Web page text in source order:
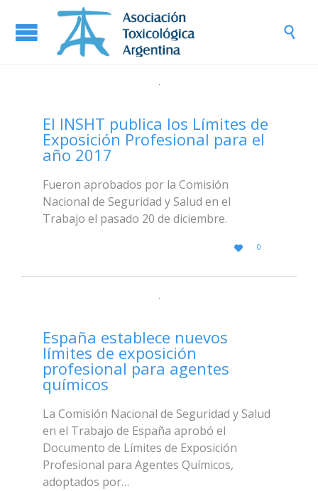

El INSHT publica los Límites de
Exposición Profesional para el
año 2017
Fueron aprobados por la Comisión
Nacional de Seguridad y Salud en el
Trabajo el pasado 20 de diciembre.

LOVE
IT
0
España establece nuevos
límites de exposición
profesional para agentes
químicos
La Comisión Nacional de Seguridad y Salud
en el Trabajo de España aprobó el
Documento de Límites de Exposición
Profesional para Agentes Químicos,
adoptados por…